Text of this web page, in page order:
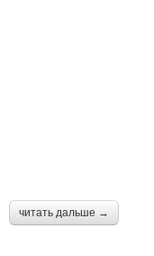
читать дальше →